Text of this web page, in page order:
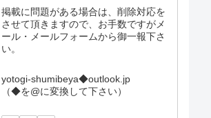
掲載に問題がある場合は、削除対応を
させて頂きますので、お手数ですがメ
ール・メールフォームから御一報下さ
い。
yotogi-shumibeya◆outlook.jp
（◆を@に変換して下さい）